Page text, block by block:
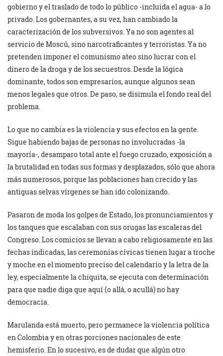
gobierno y el traslado de todo lo público -incluida el agua- a lo
privado. Los gobernantes, a su vez, han cambiado la
caracterización de los subversivos. Ya no son agentes al
servicio de Moscú, sino narcotraficantes y terroristas. Ya no
pretenden imponer el comunismo ateo sino lucrar con el
dinero de la droga y de los secuestros. Desde la lógica
dominante, todos son empresarios, aunque algunos sean
menos legales que otros. De paso, se disimula el fondo real del
problema.
Lo que no cambia es la violencia y sus efectos en la gente.
Sigue habiendo bajas de personas no involucradas -la
mayoría-, desamparo total ante el fuego cruzado, exposición a
la brutalidad en todas sus formas y desplazados, sólo que ahora
más numerosos, porque las poblaciones han crecido y las
antiguas selvas vírgenes se han ido colonizando.
Pasaron de moda los golpes de Estado, los pronunciamientos y
los tanques que escalaban con sus orugas las escaleras del
Congreso. Los comicios se llevan a cabo religiosamente en las
fechas indicadas, las ceremonias cívicas tienen lugar a troche
y moche en el momento preciso del calendario y la letra de la
ley, especialmente la chiquita, se ejecuta con determinación
para que nadie diga que aquí (o allá, o acullá) no hay
democracia.
Marulanda está muerto, pero permanece la violencia política
en Colombia y en otras porciones nacionales de este
hemisferio. En lo sucesivo, es de dudar que algún otro